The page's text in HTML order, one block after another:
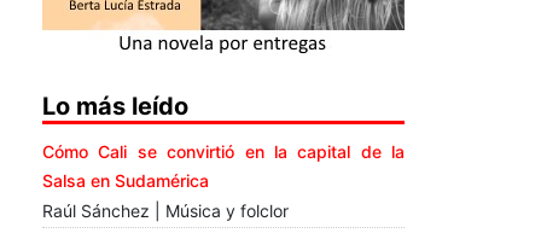
Lo más leído
Cómo Cali se convirtió en la capital de la
Salsa en Sudamérica
Raúl Sánchez | Música y folclor